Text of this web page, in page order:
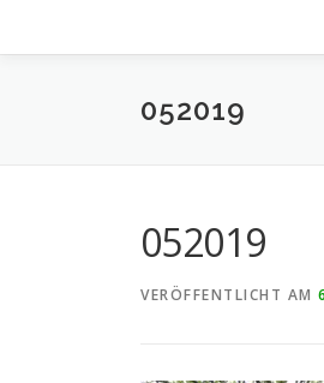
052019
052019
VERÖFFENTLICHT AM